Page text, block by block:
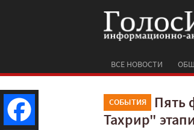
ВСЕ НОВОСТИ
СОБЫТИЯ
Пять
Тахрир"